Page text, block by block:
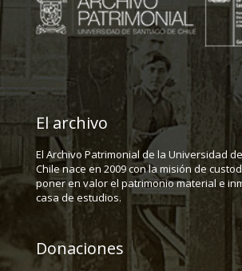
El archivo
El Archivo Patrimonial de la Universidad
Chile nace en 2009 con la misión de
poner en valor el patrimonio material e
casa de estudios.
Donaciones